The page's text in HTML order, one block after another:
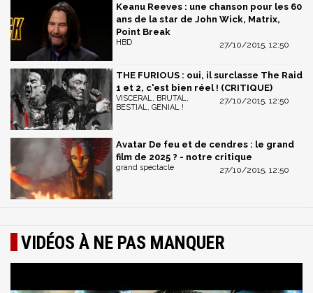
Keanu Reeves : une chanson pour les 60
ans de la star de John Wick, Matrix,
Point Break
27/10/2015, 12:50
HBD
THE FURIOUS : oui, il surclasse The Raid
1 et 2, c'est bien réel ! (CRITIQUE)
27/10/2015, 12:50
VISCERAL, BRUTAL,
BESTIAL, GENIAL !
Avatar De feu et de cendres : le grand
film de 2025 ? - notre critique
27/10/2015, 12:50
grand spectacle
VIDÉOS À NE PAS MANQUER